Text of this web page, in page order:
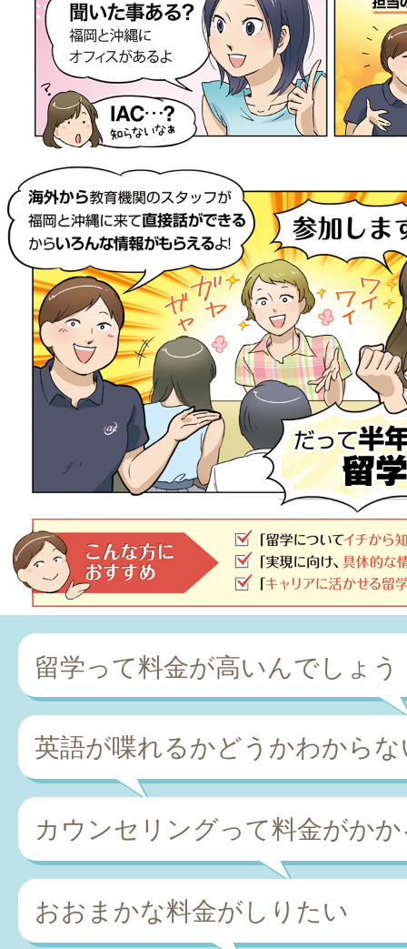
留学って料金が高いんでしょう
英語が喋れるかどうかわからな
カウンセリングって料金がか
おおまかな料金がしりたい